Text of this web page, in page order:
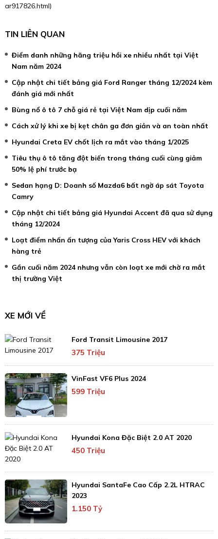
ar917826.html)
TIN LIÊN QUAN
Điểm danh những hãng triệu hồi xe nhiều nhất tại Việt
Nam năm 2024
Cập nhật chi tiết bảng giá Ford Ranger tháng 12/2024 kèm
đánh giá mới nhất
Bùng nổ ô tô 7 chỗ giá rẻ tại Việt Nam dịp cuối năm
Cách xử lý khi xe bị kẹt chân ga đơn giản và an toàn nhất
Hyundai Creta EV chốt lịch ra mắt vào tháng 1/2025
Tiêu thụ ô tô tăng đột biến trong tháng cuối cùng giảm
50% lệ phí trước bạ
Sedan hạng D: Doanh số Mazda6 bất ngờ áp sát Toyota
Camry
Cập nhật chi tiết bảng giá Hyundai Accent đã qua sử dụng
tháng 12/2024
Loạt điểm nhấn ấn tượng của Yaris Cross HEV với khách
hàng trẻ
Gần cuối năm 2024 nhưng vẫn còn loạt xe mới chờ ra mắt
thị trường Việt
XE MỚI VỀ
Ford Transit Limousine 2017
375 Triệu
VinFast VF6 Plus 2024
599 Triệu
Hyundai Kona Đặc Biệt 2.0 AT 2020
450 Triệu
Hyundai SantaFe Cao Cấp 2.2L HTRAC
2023
1.150 Tỷ